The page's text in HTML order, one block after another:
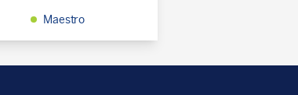
Maestro